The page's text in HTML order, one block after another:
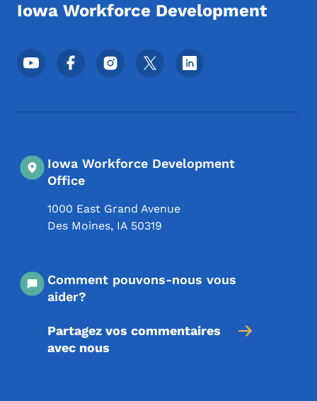
Iowa Workforce Development
Menu des réseaux sociaux du pied de
Iowa Workforce Development
Office
1000 East Grand Avenue
Des Moines, IA 50319
Comment pouvons-nous vous
aider?
Partagez vos commentaires
avec nous